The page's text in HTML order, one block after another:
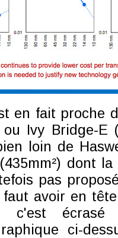
en fait proche
Ivy Bridge-E
loin de
dont
pas
faut avoir en
écrasé
ci-